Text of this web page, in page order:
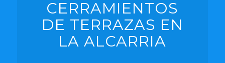
CERRAMIENTOS
DE TERRAZAS EN
LA ALCARRIA